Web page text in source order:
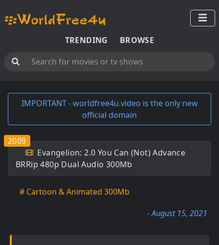
TRENDING BROWSE
IMPORTANT - worldfree4u.video is the only new
official domain
Evangelion: 2.0 You Can (Not) Advance
BRRip 480p Dual Audio 300Mb
2009
# Cartoon & Animated 300Mb
- August 15, 2021